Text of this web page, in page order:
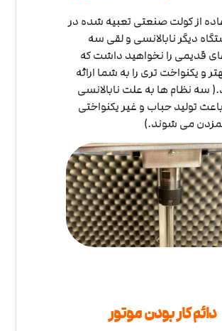
از کولت صنعتی تعبیه شده در
دیگر نابالانسی و لقی سه
قدیمی را نخواهید داشت که
و یکنواخت تری را به شما ارائه
سه نظام ها به علت نابالانسی
تولید حباب و غیر یکنواختی
می شوند.)
دائم کار بودن موتور